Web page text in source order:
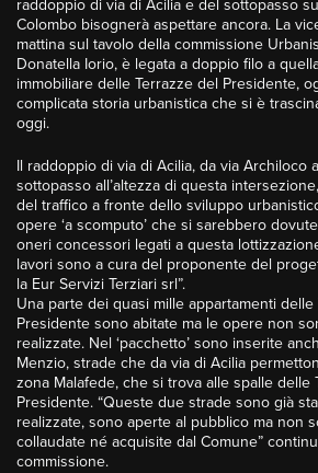
raddoppio di via di Acilia e del sottopasso
Colombo bisognerà aspettare ancora. La
mattina sul tavolo della commissione
Donatella Iorio, è legata a doppio filo a
immobiliare delle Terrazze del Presidente,
complicata storia urbanistica che si è
oggi.
Il raddoppio di via di Acilia, da via Archiloco
sottopasso all’altezza di questa
del traffico a fronte dello sviluppo
opere ‘a scomputo’ che si sarebbero
oneri concessori legati a questa
lavori sono a cura del proponente del
la Eur Servizi Terziari srl”.
Una parte dei quasi mille appartamenti delle
Presidente sono abitate ma le opere non
realizzate. Nel ‘pacchetto’ sono inserite
Menzio, strade che da via di Acilia
zona Malafede, che si trova alle spalle delle
Presidente. “Queste due strade sono già
realizzate, sono aperte al pubblico ma non
collaudate né acquisite dal Comune”
commissione.